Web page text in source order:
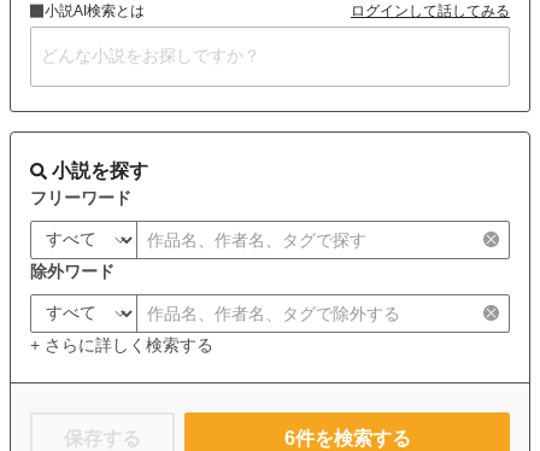
小説AI検索とは ログインして話してみる
小説を探す
フリーワード
除外ワード
+ さらに詳しく検索する
保存する 6件を検索する